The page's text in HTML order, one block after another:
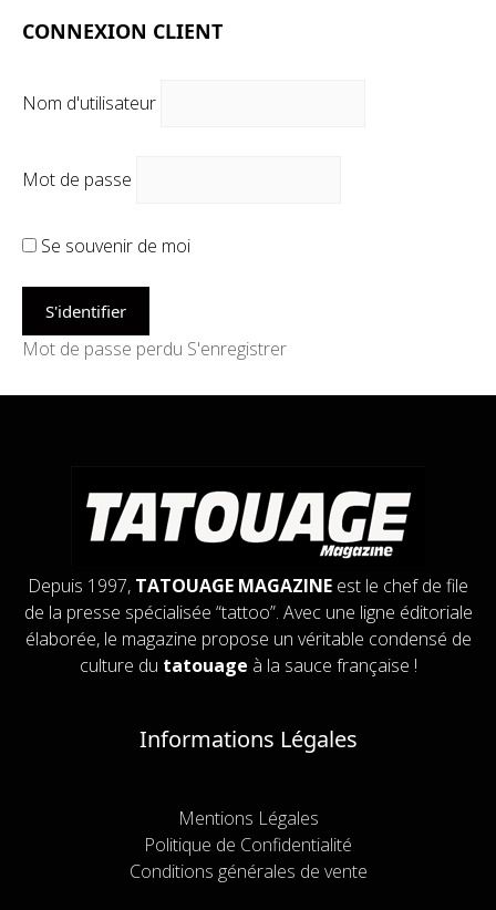
CONNEXION CLIENT
Nom d'utilisateur
Mot de passe
Se souvenir de moi
Mot de passe perdu S'enregistrer
Depuis 1997, TATOUAGE MAGAZINE est le chef de file
de la presse spécialisée “tattoo”. Avec une ligne éditoriale
élaborée, le magazine propose un véritable condensé de
culture du tatouage à la sauce française !
Informations Légales
Mentions Légales
Politique de Confidentialité
Conditions générales de vente